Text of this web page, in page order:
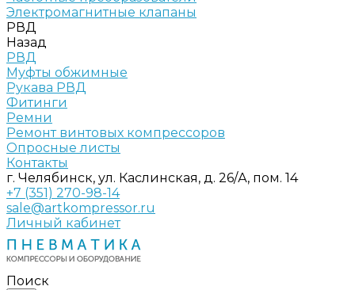
Электромагнитные клапаны
РВД
Назад
РВД
Муфты обжимные
Рукава РВД
Фитинги
Ремни
Ремонт винтовых компрессоров
Опросные листы
Контакты
г. Челябинск, ул. Каслинская, д. 26/А, пом. 14
+7 (351) 270-98-14
sale@artkompressor.ru
Личный кабинет
Поиск